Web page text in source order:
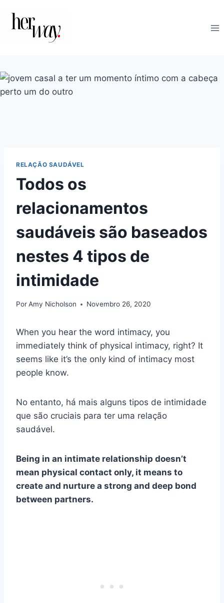
RELAÇÃO SAUDÁVEL
Todos os
relacionamentos
saudáveis são baseados
nestes 4 tipos de
intimidade
PorAmy Nicholson Novembro 26, 2020
When you hear the word intimacy, you
immediately think of physical intimacy, right? It
seems like it’s the only kind of intimacy most
people know.
No entanto, há mais alguns tipos de intimidade
que são cruciais para ter uma relação
saudável.
Being in an intimate relationship doesn’t
mean physical contact only, it means to
create and nurture a strong and deep bond
between partners.